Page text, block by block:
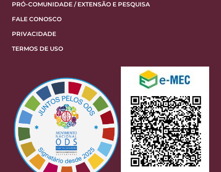
PRÓ-COMUNIDADE / EXTENSÃO E PESQUISA
FALE CONOSCO
PRIVACIDADE
TERMOS DE USO